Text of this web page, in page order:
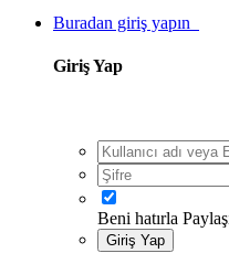
Buradan giriş yapın
Giriş Yap
Beni hatırla
Giriş Yap